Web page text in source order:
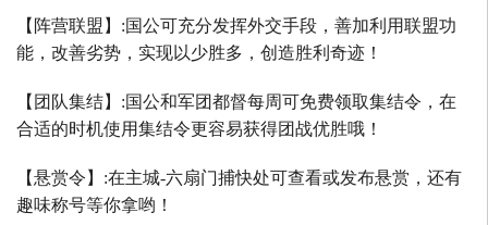
【阵营联盟】 :国公可充分发挥外交手段，善加利用联盟功
能，改善劣势，实现以少胜多，创造胜利奇迹！
【团队集结】 :国公和军团都督每周可免费领取集结令，在
合适的时机使用集结令更容易获得团战优胜哦！
【悬赏令】 :在主城-六扇门捕快处可查看或发布悬赏，还有
趣味称号等你拿哟！